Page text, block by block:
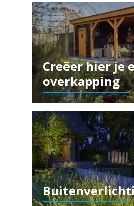
Creëer hier je
overkapping